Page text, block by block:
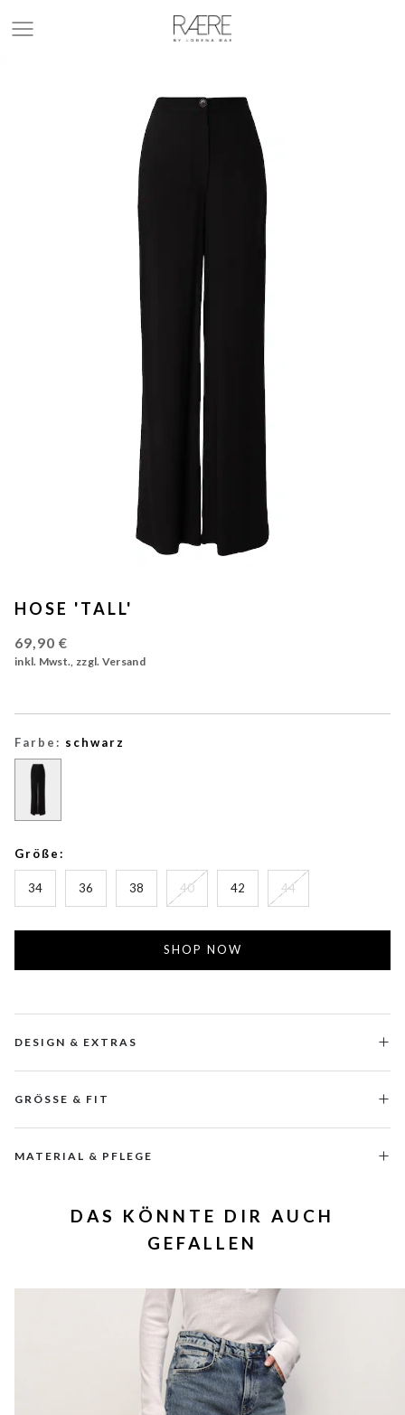
HOSE 'TALL'
69,90 €
inkl. Mwst., zzgl. Versand
Farbe: schwarz
Größe:
34 36 38 40 42 44
SHOP NOW
DESIGN & EXTRAS
GRÖSSE & FIT
MATERIAL & PFLEGE
DAS KÖNNTE DIR AUCH
GEFALLEN